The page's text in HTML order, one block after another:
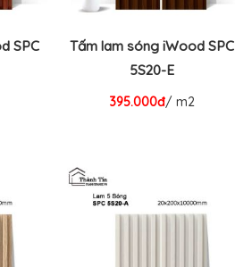
SPC
Tấm lam sóng iWood SPC
5S20-E
395.000đ/ m2